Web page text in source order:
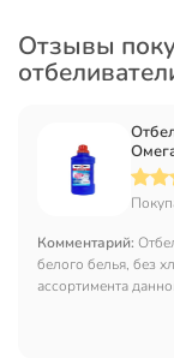
Отзывы
Комментарий:
белого белья, без
ассортимента